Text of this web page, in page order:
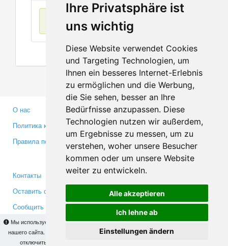
Ihre Privatsphäre ist
uns wichtig
Diese Website verwendet Cookies
und Targeting Technologien, um
Ihnen ein besseres Internet-Erlebnis
zu ermöglichen und die Werbung,
die Sie sehen, besser an Ihre
Bedürfnisse anzupassen. Diese
Technologien nutzen wir außerdem,
um Ergebnisse zu messen, um zu
verstehen, woher unsere Besucher
kommen oder um unsere Website
weiter zu entwickeln.
Alle akzeptieren
Ich lehne ab
Einstellungen ändern
Мы используем cookies для того, чтобы Вы могли использовать весь функционал
нашего сайта. На
Вы сможете узнать подробности и, при желании,
отключить использование cookies. Продолжая пользоваться сайтом, Вы
О нас
Политика конфиденциальности
Правила пользования
Партнерам
Инвесторам
Медиа
Контакты
Оставить отзыв
Сообщить об ошибке
Facebook
Twitter
YouTube
Google+